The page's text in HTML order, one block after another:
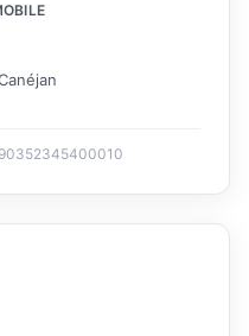
90352345400010